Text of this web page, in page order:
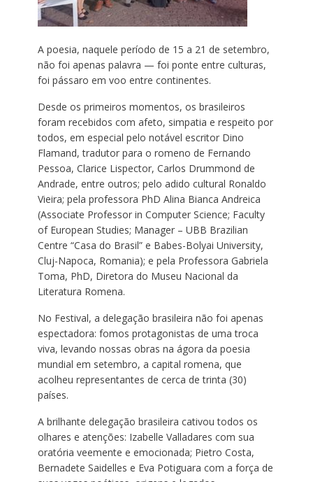
A poesia, naquele período de 15 a 21 de setembro,
não foi apenas palavra — foi ponte entre culturas,
foi pássaro em voo entre continentes.
Desde os primeiros momentos, os brasileiros
foram recebidos com afeto, simpatia e respeito por
todos, em especial pelo notável escritor Dino
Flamand, tradutor para o romeno de Fernando
Pessoa, Clarice Lispector, Carlos Drummond de
Andrade, entre outros; pelo adido cultural Ronaldo
Vieira; pela professora PhD Alina Bianca Andreica
(Associate Professor in Computer Science; Faculty
of European Studies; Manager – UBB Brazilian
Centre “Casa do Brasil” e Babes-Bolyai University,
Cluj-Napoca, Romania); e pela Professora Gabriela
Toma, PhD, Diretora do Museu Nacional da
Literatura Romena.
No Festival, a delegação brasileira não foi apenas
espectadora: fomos protagonistas de uma troca
viva, levando nossas obras na ágora da poesia
mundial em setembro, a capital romena, que
acolheu representantes de cerca de trinta (30)
países.
A brilhante delegação brasileira cativou todos os
olhares e atenções: Izabelle Valladares com sua
oratória veemente e emocionada; Pietro Costa,
Bernadete Saidelles e Eva Potiguara com a força de